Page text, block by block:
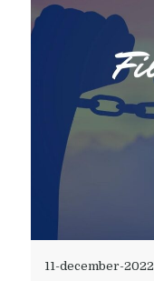
11-december-2022